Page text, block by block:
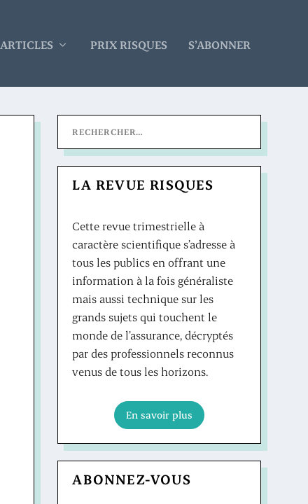
ARTICLES PRIX RISQUES S’ABONNER
LA REVUE RISQUES
Cette revue trimestrielle à
caractère scientifique s’adresse à
tous les publics en offrant une
information à la fois généraliste
mais aussi technique sur les
grands sujets qui touchent le
monde de l’assurance, décryptés
par des professionnels reconnus
venus de tous les horizons.
En savoir plus
ABONNEZ-VOUS